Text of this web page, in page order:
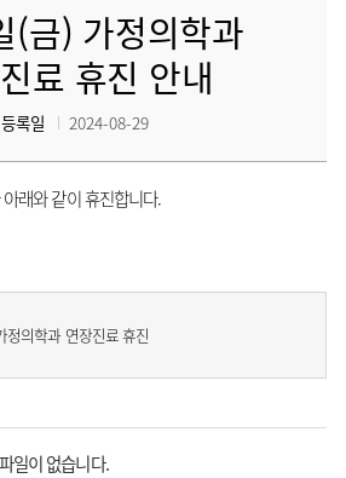
(금) 가정의학과
료 휴진 안내
등록일 2024-08-29
래와 같이 휴진합니다.
정의학과 연장진료 휴진
일이 없습니다.